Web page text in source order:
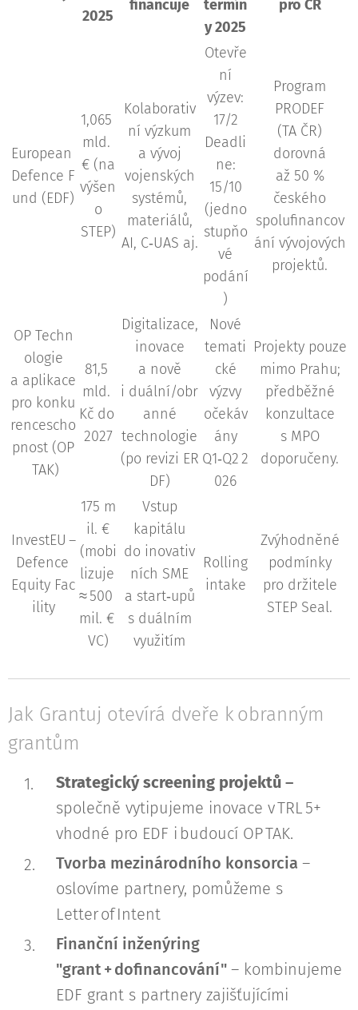
2025
financuje
termín
y 2025
pro ČR
European
Defence F
und (EDF)
1,065
mld.
€ (na
výšen
o
STEP)
Kolaborativ
ní výzkum
a vývoj
vojenských
systémů,
materiálů,
AI, C‑UAS aj.
Otevře
ní
výzev:
17/2
Deadli
ne:
15/10
(jedno
stupňo
vé
podání
)
Program
PRODEF
(TA ČR)
dorovná
až 50 %
českého
spolufinancov
ání vývojových
projektů.
OP Techn
ologie
a aplikace
pro konku
rencescho
pnost (OP
TAK)
81,5
mld.
Kč do
2027
Digitalizace,
inovace
a nově
i duální/obr
anné
technologie
(po revizi ER
DF)
Nové
temati
cké
výzvy
očekáv
ány
Q1‑Q2 2
026
Projekty pouze
mimo Prahu;
předběžné
konzultace
s MPO
doporučeny.
InvestEU –
Defence
Equity Fac
ility
175 m
il. €
(mobi
lizuje
≈ 500
mil. €
VC)
Vstup
kapitálu
do inovativ
ních SME
a start‑upů
s duálním
využitím
Rolling
intake
Zvýhodněné
podmínky
pro držitele
STEP Seal.
Jak Grantuj otevírá dveře k obranným
grantům
Strategický screening projektů –
společně vytipujeme inovace v TRL 5+
vhodné pro EDF i budoucí OP TAK.
Tvorba mezinárodního konsorcia –
oslovíme partnery, pomůžeme s
Letter of Intent
Finanční inženýring
"grant + dofinancování" – kombinujeme
EDF grant s partnery zajišťujícími